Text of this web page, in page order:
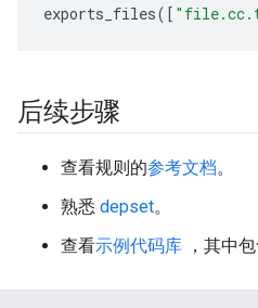
exports_files([
后续步骤
查看规则的参考文档。
熟悉 depset。
查看示例代码库 ，其中